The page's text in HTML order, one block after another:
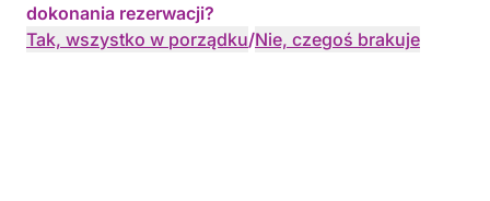
dokonania rezerwacji?
Tak, wszystko w porządku/Nie, czegoś brakuje